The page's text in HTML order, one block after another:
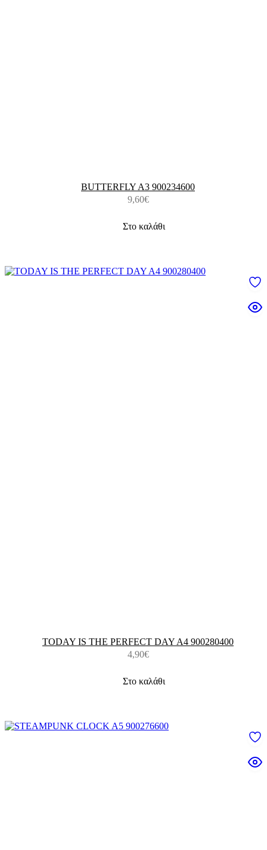
BUTTERFLY A3 900234600
9,60€
Στο καλάθι
TODAY IS THE PERFECT DAY A4 900280400
4,90€
Στο καλάθι